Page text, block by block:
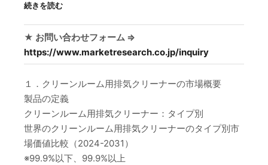
続きを読む
★ お問い合わせフォーム ⇒
https://www.marketresearch.co.jp/inquiry
１．クリーンルーム用排気クリーナーの市場概要
製品の定義
クリーンルーム用排気クリーナー：タイプ別
世界のクリーンルーム用排気クリーナーのタイプ別市
場価値比較（2024-2031）
※99.9%以下、99.9%以上